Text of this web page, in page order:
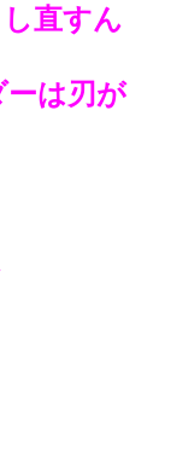
直すん
は刃が